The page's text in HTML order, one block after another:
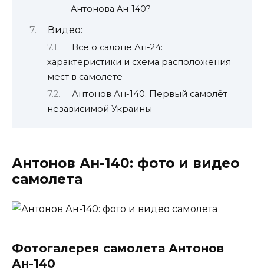
Антонова Ан-140?
Видео:
Все о салоне Ан-24:
характеристики и схема расположения
мест в самолете
Антонов Ан-140. Первый самолёт
независимой Украины
Антонов Ан-140: фото и видео
самолета
Фотогалерея самолета Антонов
Ан-140